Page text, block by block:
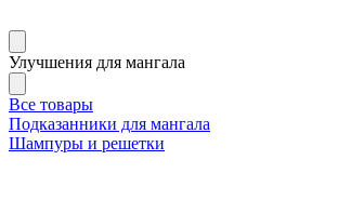
Улучшения для мангала
Все товары
Подказанники для мангала
Шампуры и решетки